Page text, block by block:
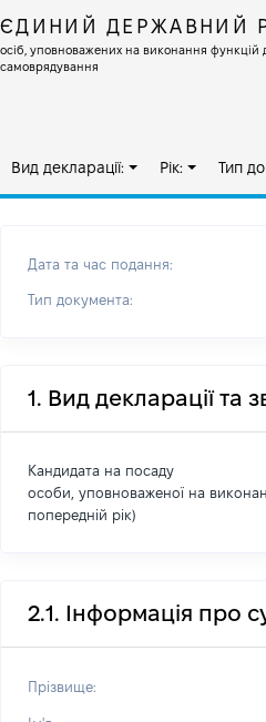
ЄДИНИЙ ДЕРЖАВНИЙ
осіб, уповноважених на виконання функцій
самоврядування
Вид декларації: Рік: Тип
Дата та час подання:
Тип документа:
1. Вид декларації та
Кандидата на посаду
особи, уповноваженої на
попередній рік)
2.1. Інформація про
Прізвище: